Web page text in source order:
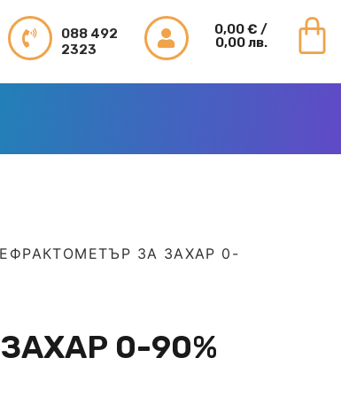
088 492
2323
0,00€ /
0,00 лв.
ЗА ЗАХАР 0-
0-90%